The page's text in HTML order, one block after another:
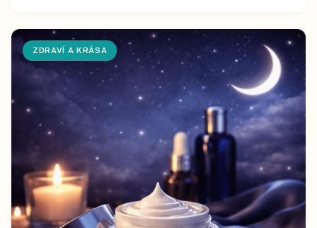
ZDRAVÍ A KRÁSA